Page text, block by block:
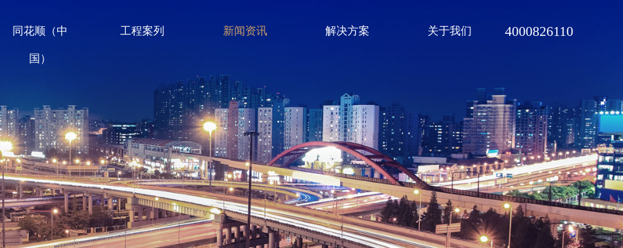
同花顺（中
国）
工程案列 新闻资讯 解决方案 关于我们 4000826110